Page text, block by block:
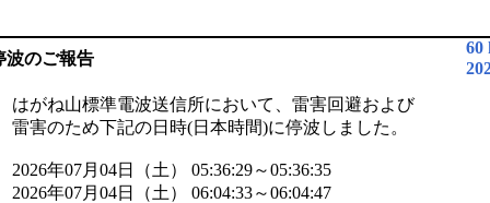
波のご報告
60
はがね山標準電波送信所において、雷害回避および
雷害のため下記の日時(日本時間)に停波しました。
2026年07月04日（土） 05:36:29～05:36:35
2026年07月04日（土） 06:04:33～06:04:47